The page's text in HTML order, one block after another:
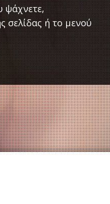
ψάχνετε,
σελίδας ή το μενού